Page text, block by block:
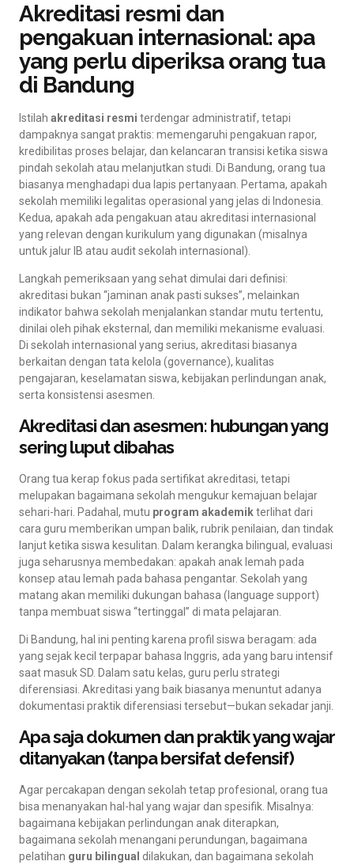
Akreditasi resmi dan
pengakuan internasional: apa
yang perlu diperiksa orang tua
di Bandung
Istilah akreditasi resmi terdengar administratif, tetapi
dampaknya sangat praktis: memengaruhi pengakuan rapor,
kredibilitas proses belajar, dan kelancaran transisi ketika siswa
pindah sekolah atau melanjutkan studi. Di Bandung, orang tua
biasanya menghadapi dua lapis pertanyaan. Pertama, apakah
sekolah memiliki legalitas operasional yang jelas di Indonesia.
Kedua, apakah ada pengakuan atau akreditasi internasional
yang relevan dengan kurikulum yang digunakan (misalnya
untuk jalur IB atau audit sekolah internasional).
Langkah pemeriksaan yang sehat dimulai dari definisi:
akreditasi bukan “jaminan anak pasti sukses”, melainkan
indikator bahwa sekolah menjalankan standar mutu tertentu,
dinilai oleh pihak eksternal, dan memiliki mekanisme evaluasi.
Di sekolah internasional yang serius, akreditasi biasanya
berkaitan dengan tata kelola (governance), kualitas
pengajaran, keselamatan siswa, kebijakan perlindungan anak,
serta konsistensi asesmen.
Akreditasi dan asesmen: hubungan yang
sering luput dibahas
Orang tua kerap fokus pada sertifikat akreditasi, tetapi
melupakan bagaimana sekolah mengukur kemajuan belajar
sehari-hari. Padahal, mutu program akademikterlihat dari
cara guru memberikan umpan balik, rubrik penilaian, dan tindak
lanjut ketika siswa kesulitan. Dalam kerangka bilingual, evaluasi
juga seharusnya membedakan: apakah anak lemah pada
konsep atau lemah pada bahasa pengantar. Sekolah yang
matang akan memiliki dukungan bahasa (language support)
tanpa membuat siswa “tertinggal” di mata pelajaran.
Di Bandung, hal ini penting karena profil siswa beragam: ada
yang sejak kecil terpapar bahasa Inggris, ada yang baru intensif
saat masuk SD. Dalam satu kelas, guru perlu strategi
diferensiasi. Akreditasi yang baik biasanya menuntut adanya
dokumentasi praktik diferensiasi tersebut—bukan sekadar janji.
Apa saja dokumen dan praktik yang wajar
ditanyakan (tanpa bersifat defensif)
Agar percakapan dengan sekolah tetap profesional, orang tua
bisa menanyakan hal-hal yang wajar dan spesifik. Misalnya:
bagaimana kebijakan perlindungan anak diterapkan,
bagaimana sekolah menangani perundungan, bagaimana
pelatihan guru bilingual dilakukan, dan bagaimana sekolah